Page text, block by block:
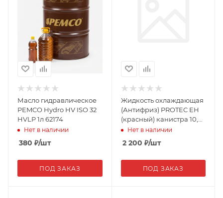
Масло гидравлическое
PEMCO Hydro HV ISO 32
HVLP 1л 62174
Нет в наличии
380 ₽/шт
ПОД ЗАКАЗ
Жидкость охлаждающая
(Антифриз) PROTEC EH
(красный) канистра 10,0
кг (02305)
Нет в наличии
2 200 ₽/шт
ПОД ЗАКАЗ